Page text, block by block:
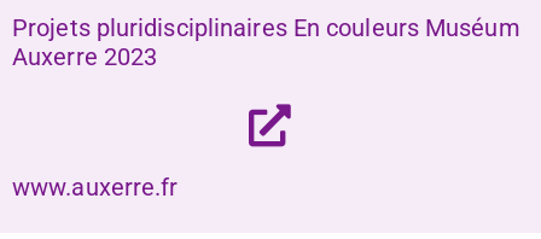
Projets pluridisciplinaires En couleurs Muséum
Auxerre 2023
www.auxerre.fr